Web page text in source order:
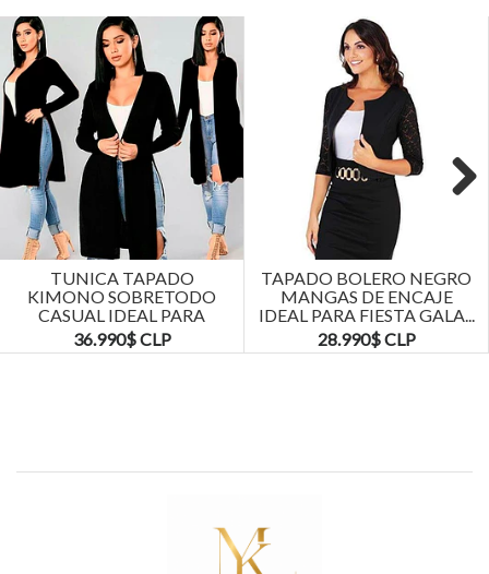
TUNICA TAPADO
KIMONO SOBRETODO
CASUAL IDEAL PARA
FIESTA COCTEL. TALLA...
36.990$ CLP
TAPADO BOLERO NEGRO
MANGAS DE ENCAJE
IDEAL PARA FIESTA GALA...
28.990$ CLP